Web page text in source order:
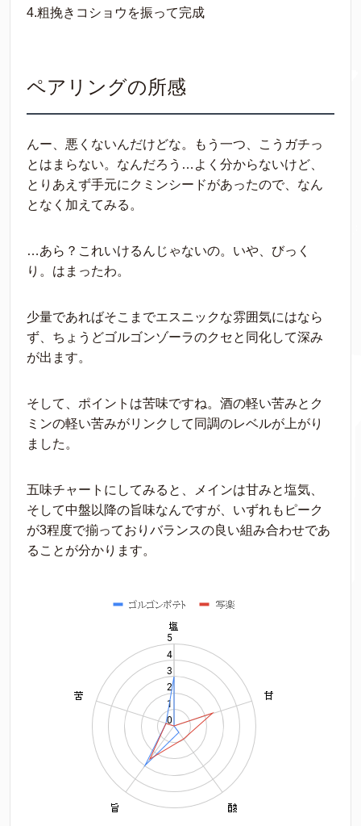
4.粗挽きコショウを振って完成
ペアリングの所感
んー、悪くないんだけどな。もう一つ、こうガチっ
とはまらない。なんだろう…よく分からないけど、
とりあえず手元にクミンシードがあったので、なん
となく加えてみる。
…あら？これいけるんじゃないの。いや、びっく
り。はまったわ。
少量であればそこまでエスニックな雰囲気にはなら
ず、ちょうどゴルゴンゾーラのクセと同化して深み
が出ます。
そして、ポイントは苦味ですね。酒の軽い苦みとク
ミンの軽い苦みがリンクして同調のレベルが上がり
ました。
五味チャートにしてみると、メインは甘みと塩気、
そして中盤以降の旨味なんですが、いずれもピーク
が3程度で揃っておりバランスの良い組み合わせであ
ることが分かります。